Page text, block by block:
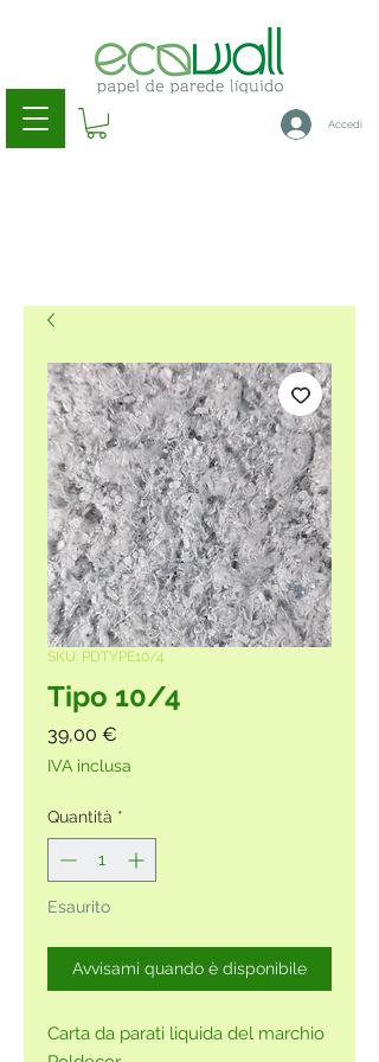
Accedi
SKU: PDTYPE10/4
Tipo 10/4
39,00 €
IVA inclusa
Quantità *
Esaurito
Avvisami quando è disponibile
Carta da parati liquida del marchio